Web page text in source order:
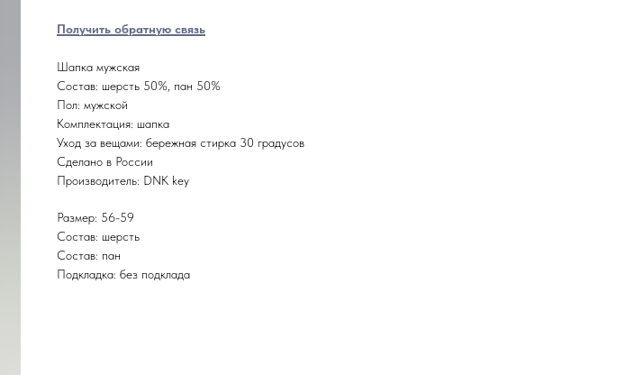
Получить обратную связь
Шапка мужская
Состав: шерсть 50%, пан 50%
Пол: мужской
Комплектация: шапка
Уход за вещами: бережная стирка 30 градусов
Сделано в России
Производитель: DNK key
Размер: 56-59
Состав: шерсть
Состав: пан
Подкладка: без подклада